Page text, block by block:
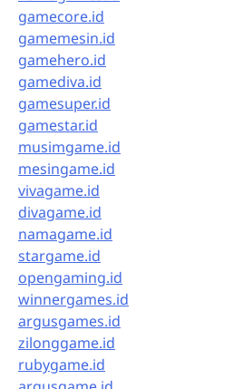
gamecore.id
gamemesin.id
gamehero.id
gamediva.id
gamesuper.id
gamestar.id
musimgame.id
mesingame.id
vivagame.id
divagame.id
namagame.id
stargame.id
opengaming.id
winnergames.id
argusgames.id
zilonggame.id
rubygame.id